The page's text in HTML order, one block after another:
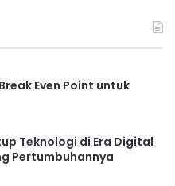
Even Point untuk
Teknologi di Era Digital
Pertumbuhannya